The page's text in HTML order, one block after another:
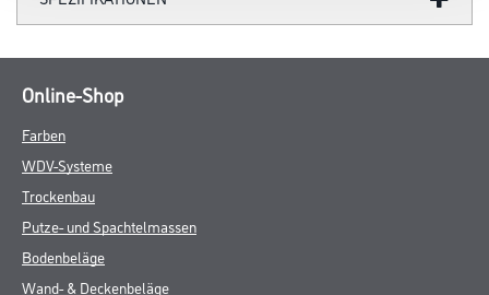
Online-Shop
Farben
WDV-Systeme
Trockenbau
Putze- und Spachtelmassen
Bodenbeläge
Wand- & Deckenbeläge